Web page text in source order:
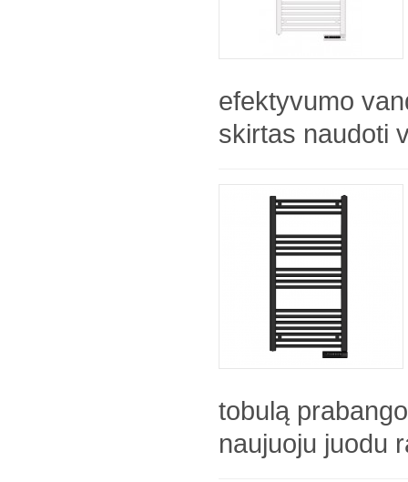
efektyvumo
skirtas naudoti
tobulą
naujuoju juodu